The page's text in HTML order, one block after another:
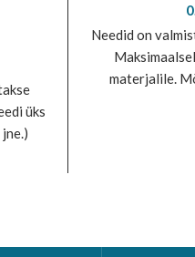
üks
Needid on
materjalile.